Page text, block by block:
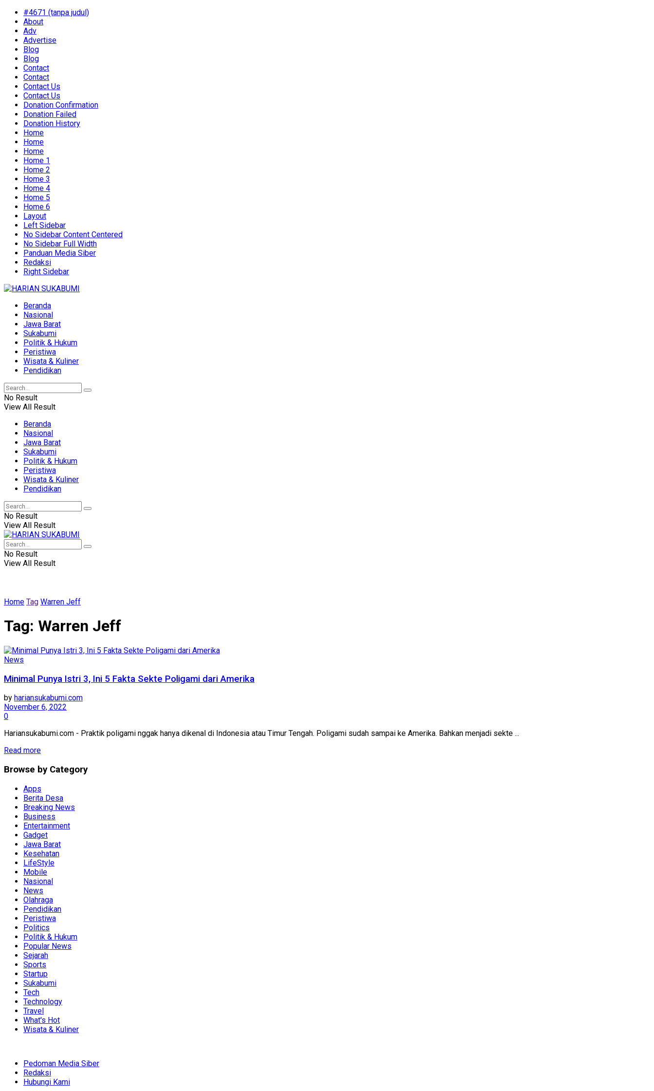
#4671 (tanpa judul)
About
Adv
Advertise
Blog
Blog
Contact
Contact
Contact Us
Contact Us
Donation Confirmation
Donation Failed
Donation History
Home
Home
Home
Home 1
Home 2
Home 3
Home 4
Home 5
Home 6
Layout
Left Sidebar
No Sidebar Content Centered
No Sidebar Full Width
Panduan Media Siber
Redaksi
Right Sidebar
Beranda
Nasional
Jawa Barat
Sukabumi
Politik & Hukum
Peristiwa
Wisata & Kuliner
Pendidikan
No Result
View All Result
Beranda
Nasional
Jawa Barat
Sukabumi
Politik & Hukum
Peristiwa
Wisata & Kuliner
Pendidikan
No Result
View All Result
No Result
View All Result
Home Tag Warren Jeff
Tag: Warren Jeff
News
Minimal Punya Istri 3, Ini 5 Fakta Sekte Poligami dari Amerika
by hariansukabumi.com
November 6, 2022
0
Hariansukabumi.com - Praktik poligami nggak hanya dikenal di Indonesia atau Timur Tengah. Poligami sudah sampai ke Amerika. Bahkan menjadi sekte ...
Read more
Browse by Category
Apps
Berita Desa
Breaking News
Business
Entertainment
Gadget
Jawa Barat
Kesehatan
LifeStyle
Mobile
Nasional
News
Olahraga
Pendidikan
Peristiwa
Politics
Politik & Hukum
Popular News
Sejarah
Sports
Startup
Sukabumi
Tech
Technology
Travel
What's Hot
Wisata & Kuliner
Pedoman Media Siber
Redaksi
Hubungi Kami